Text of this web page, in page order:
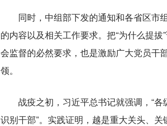
同时，中组部下发的通知和各省区市
的内容以及相关工作要求。把“为什么提
会监督的必然要求，也是激励广大党员干
领。
战疫之初，习近平总书记就强调，“各
识别干部”。实践证明，越是重大关头、